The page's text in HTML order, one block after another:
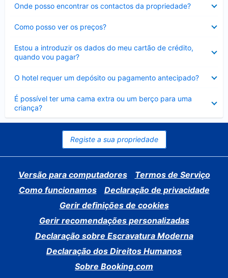
Onde posso encontrar os contactos da propriedade?
fechado
Como posso ver os preços?
fechado
Estou a introduzir os dados do meu cartão de crédito,
quando vou pagar?
fechado
O hotel requer um depósito ou pagamento antecipado?
fechado
É possível ter uma cama extra ou um berço para uma
criança?
Elemento
fechado
Registe a sua propriedade
Versão para computadores
Termos de Serviço
Como funcionamos
Declaração de privacidade
Gerir definições de cookies
Gerir recomendações personalizadas
Declaração sobre Escravatura Moderna
Declaração dos Direitos Humanos
Sobre Booking.com